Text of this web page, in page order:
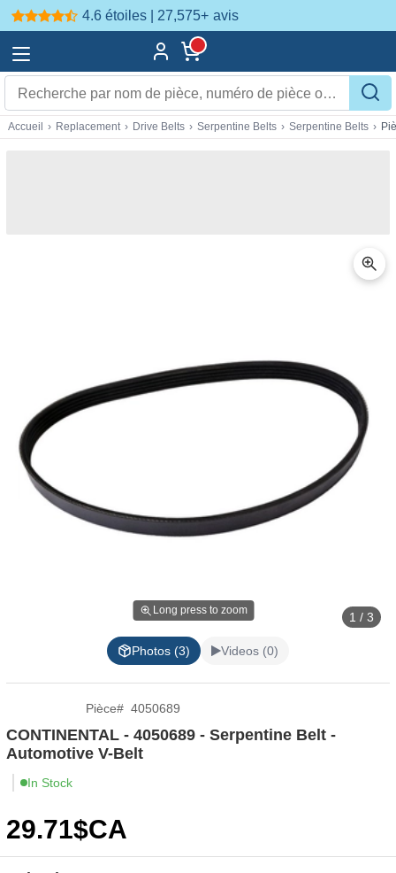
4.6 étoiles | 27,575+ avis
Accueil › Replacement › Drive Belts › Serpentine Belts › Serpentine Belts ›
Long press to zoom 1 / 3
Photos (3) Videos (0)
Pièce# 4050689
CONTINENTAL - 4050689 - Serpentine Belt -
Automotive V-Belt
In Stock
29.71$CA